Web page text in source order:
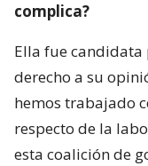
complica?
Ella fue candidata
derecho a su
hemos trabajado
respecto de la
esta coalición de